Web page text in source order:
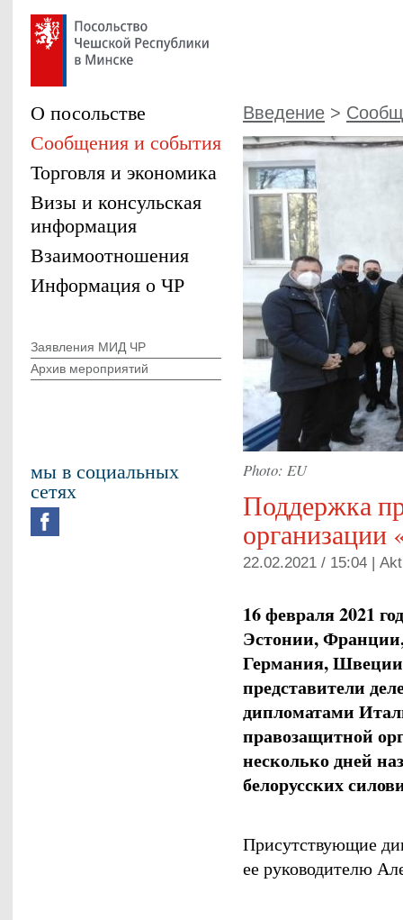
Введение >
Photo: EU
Поддержка
организации
22.02.2021 / 15:04 |
16 февраля 2021
Эстонии,
Германия, Швеции
представители
дипломатами
правозащитной
несколько дней
белорусских
Присутствующие
ее руководителю
О посольстве
Сообщения и события
Торговля и экономика
Визы и консульская
информация
Взаимоотношения
Информация о ЧР
Заявления МИД ЧР
Архив мероприятий
мы в социальных
сетях